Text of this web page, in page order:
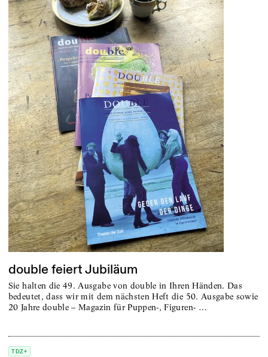
double feiert Jubiläum
Sie halten die 49. Ausgabe von double in Ihren Händen. Das
bedeutet, dass wir mit dem nächsten Heft die 50. Ausgabe sowie
20 Jahre double – Magazin für Puppen-, Figuren- …
TDZ+